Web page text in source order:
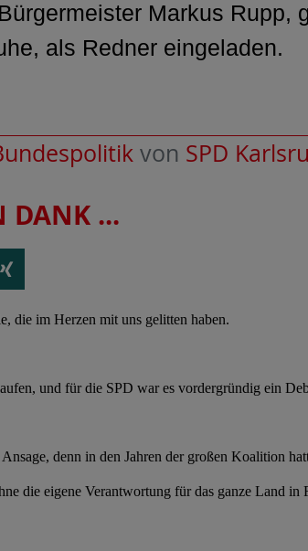
Markus Rupp,
als Redner eingeladen.
von SPD
DANK ...
die im Herzen mit uns gelitten haben.
und für die SPD war es vordergründig ein
denn in den Jahren der großen Koalition
die eigene Verantwortung für das ganze Land in